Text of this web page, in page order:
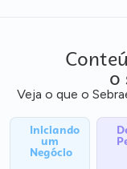
o
Veja o que o
Iniciando
um
Negócio